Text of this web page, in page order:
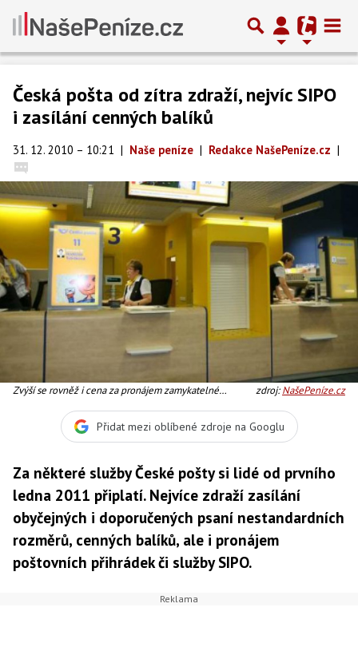
Česká pošta od zítra zdraží, nejvíc SIPO
i zasílání cenných balíků
31. 12. 2010 – 10:21 | Naše peníze | Redakce NašePeníze.cz |
Zvýší se rovněž i cena za pronájem zamykatelné
zdroj:NašePeníze.cz
Přidat mezi oblíbené zdroje na Googlu
Za některé služby České pošty si lidé od prvního
ledna 2011 připlatí. Nejvíce zdraží zasílání
obyčejných i doporučených psaní nestandardních
rozměrů, cenných balíků, ale i pronájem
poštovních přihrádek či služby SIPO.